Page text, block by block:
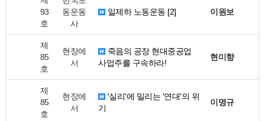
93
호
동운동
사
일제하 노동운동 [2] 이원보
제
85
호
현장에
서
죽음의 공장 현대중공업
사업주를 구속하라!
현미향
제
85
호
현장에
서
'실리'에 밀리는 '연대'의 위
기
이명규